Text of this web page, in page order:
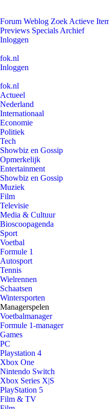
Forum Weblog Zoek Actieve
Previews Specials Archief
Inloggen
fok.nl
Inloggen
fok.nl
Actueel
Nederland
Internationaal
Economie
Politiek
Tech
Showbiz en Gossip
Opmerkelijk
Entertainment
Showbiz en Gossip
Muziek
Film
Televisie
Media & Cultuur
Bioscoopagenda
Sport
Voetbal
Formule 1
Autosport
Tennis
Wielrennen
Schaatsen
Wintersporten
Managerspelen
Voetbalmanager
Formule 1-manager
Games
PC
Playstation 4
Xbox One
Nintendo Switch
Xbox Series X|S
PlayStation 5
Film & TV